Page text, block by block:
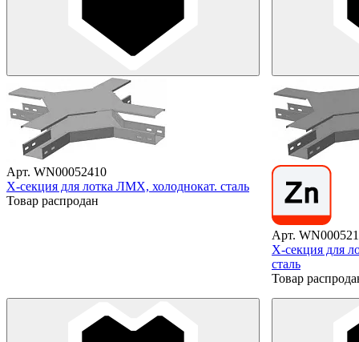
Арт. WN00052410
X-секция для лотка ЛМХ, холоднокат. сталь
Товар распродан
Арт.
X-секция для
сталь
Товар